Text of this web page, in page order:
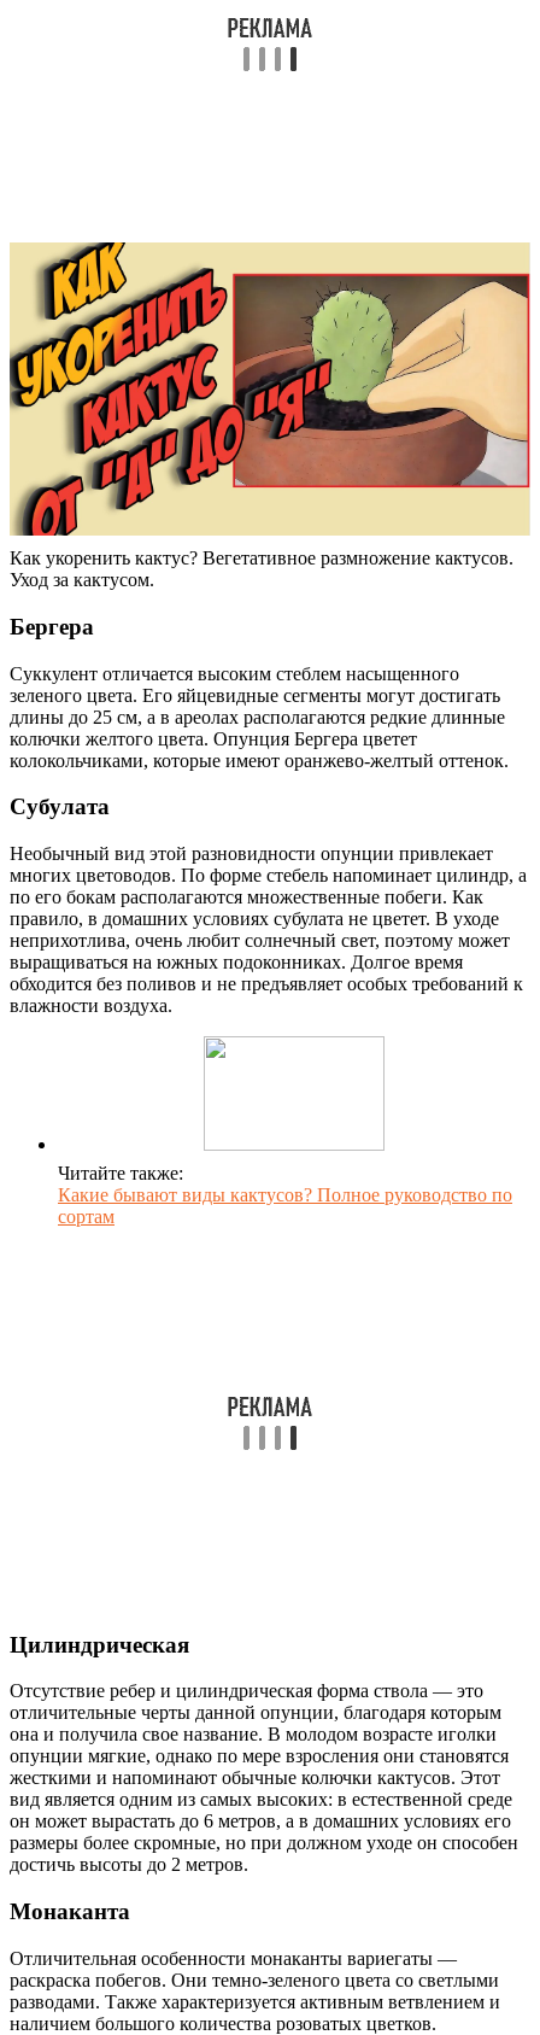
Как укоренить кактус? Вегетативное размножение кактусов.
Уход за кактусом.
Бергера
Суккулент отличается высоким стеблем насыщенного
зеленого цвета. Его яйцевидные сегменты могут достигать
длины до 25 см, а в ареолах располагаются редкие длинные
колючки желтого цвета. Опунция Бергера цветет
колокольчиками, которые имеют оранжево-желтый оттенок.
Субулата
Необычный вид этой разновидности опунции привлекает
многих цветоводов. По форме стебель напоминает цилиндр, а
по его бокам располагаются множественные побеги. Как
правило, в домашних условиях субулата не цветет. В уходе
неприхотлива, очень любит солнечный свет, поэтому может
выращиваться на южных подоконниках. Долгое время
обходится без поливов и не предъявляет особых требований к
влажности воздуха.
Читайте также:
Какие бывают виды кактусов? Полное руководство по
сортам
Цилиндрическая
Отсутствие ребер и цилиндрическая форма ствола — это
отличительные черты данной опунции, благодаря которым
она и получила свое название. В молодом возрасте иголки
опунции мягкие, однако по мере взросления они становятся
жесткими и напоминают обычные колючки кактусов. Этот
вид является одним из самых высоких: в естественной среде
он может вырастать до 6 метров, а в домашних условиях его
размеры более скромные, но при должном уходе он способен
достичь высоты до 2 метров.
Монаканта
Отличительная особенности монаканты вариегаты —
раскраска побегов. Они темно-зеленого цвета со светлыми
разводами. Также характеризуется активным ветвлением и
наличием большого количества розоватых цветков.